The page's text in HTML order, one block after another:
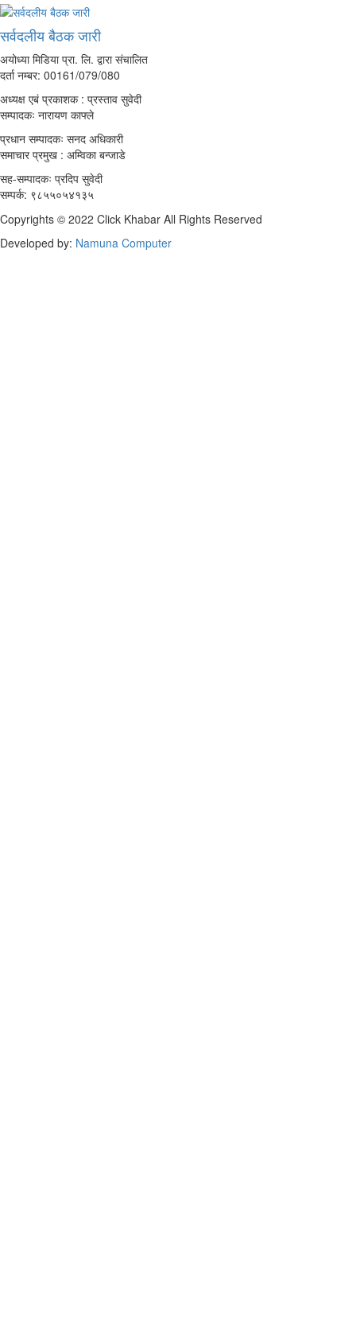
सर्वदलीय बैठक जारी
अयोध्या मिडिया प्रा. लि. द्वारा संचालित
दर्ता नम्बर: 00161/079/080
अध्यक्ष एबं प्रकाशक : प्रस्ताव सुवेदी
सम्पादकः नारायण काफ्ले
प्रधान सम्पादकः सनद अधिकारी
समाचार प्रमुख : अम्विका बन्जाडे
सह-सम्पादकः प्रदिप सुवेदी
सम्पर्क: ९८५५०५४१३५
Copyrights © 2022 Click Khabar All Rights Reserved
Developed by: Namuna Computer